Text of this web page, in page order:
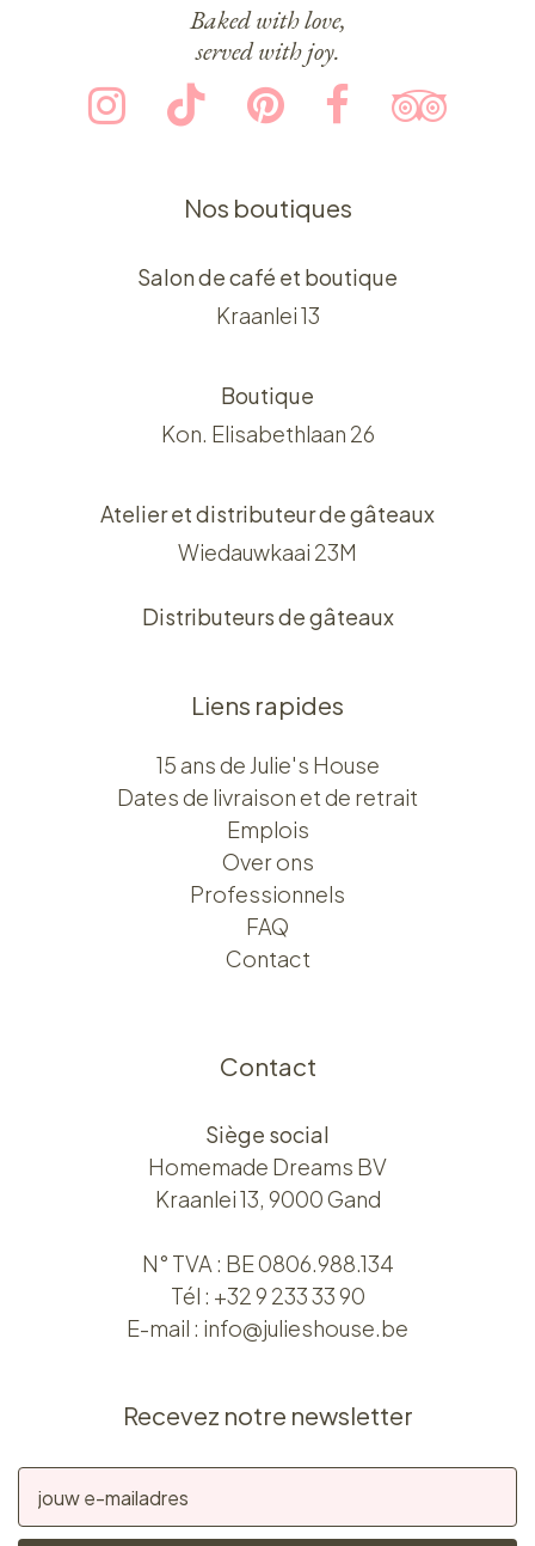
Baked with love,
served with joy.
Nos boutiques
Salon de café et boutique
Kraanlei 13
Boutique
Kon. Elisabethlaan 26
Atelier et distributeur de gâteaux
Wiedauwkaai 23M
Distributeurs de gâteaux
Liens rapides
15 ans de Julie's House
Dates de livraison et de retrait
Emplois
Over ons​​
Professionnels
FAQ
Contact
Contact
Siège social
Homemade Dreams BV
Kraanlei 13, 9000 Gand
N° TVA : BE 0806.988.134
Tél : +32 9 233 33 90
E-mail : info@julieshouse.be
Recevez notre newsletter